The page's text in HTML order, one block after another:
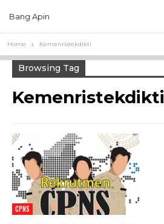
Bang Apin
Home Kemenristekdikti
Browsing Tag
Kemenristekdikti
CPNS